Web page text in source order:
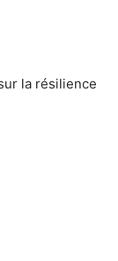
la résilience